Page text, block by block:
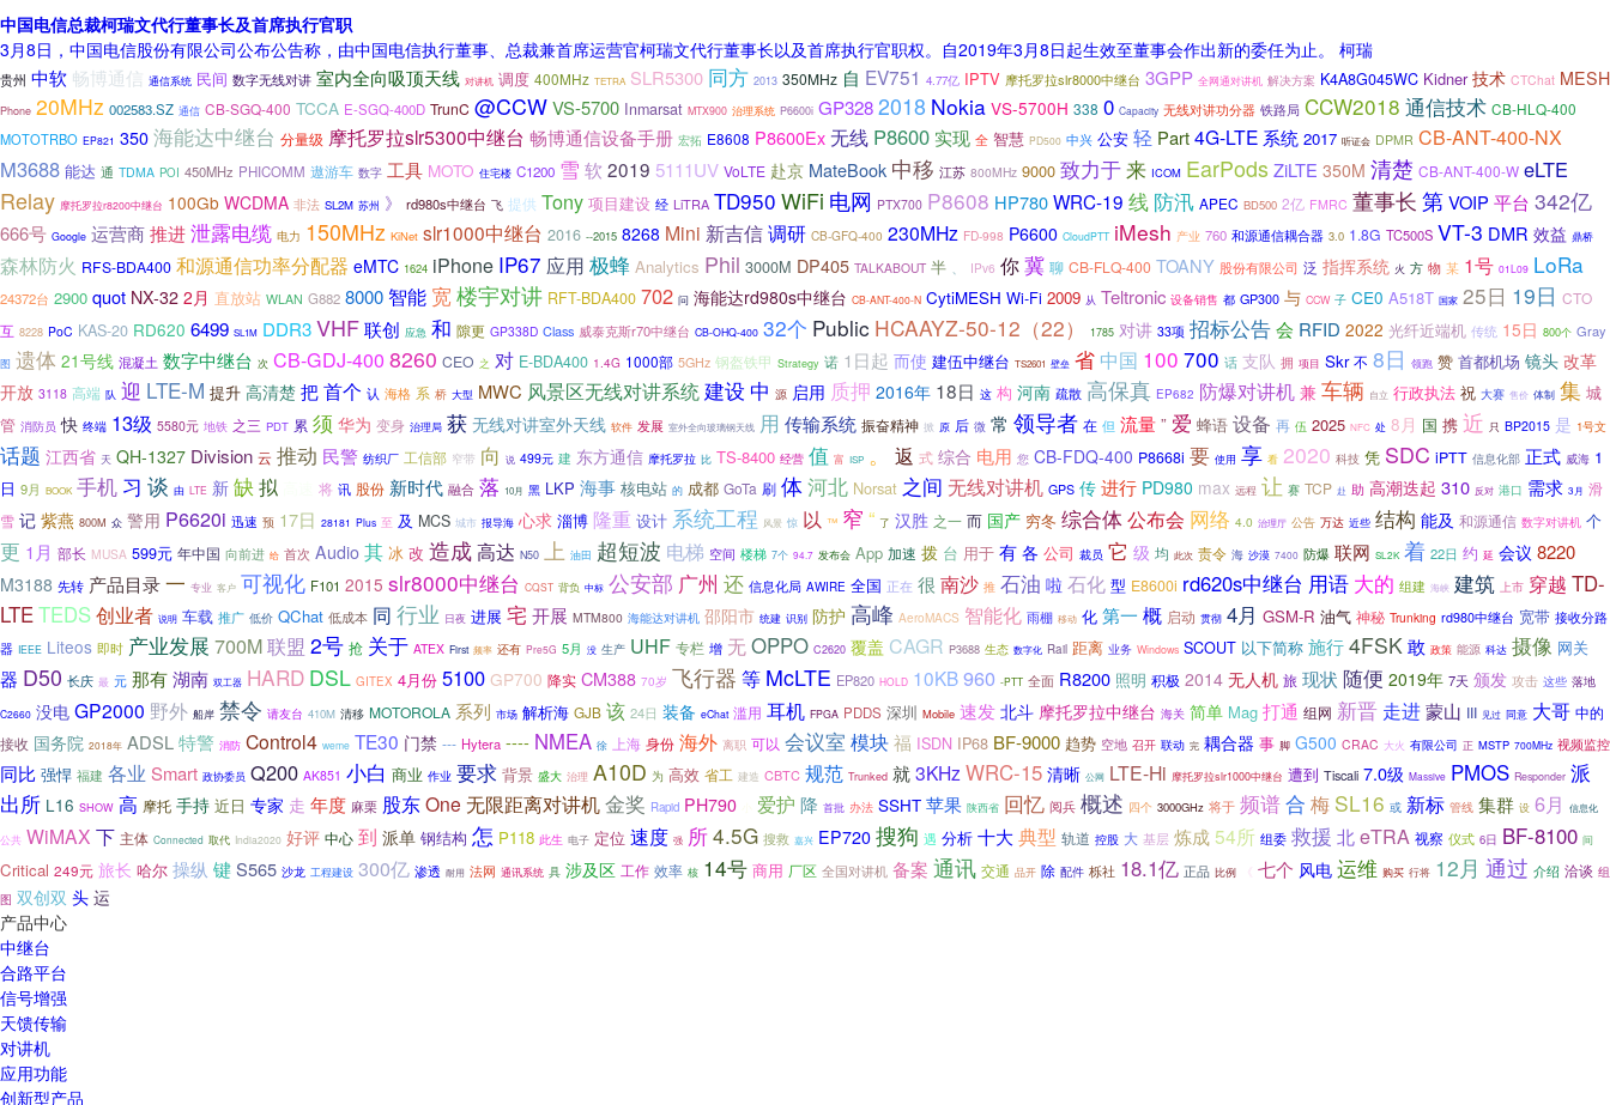
中国电信总裁柯瑞文代行董事长及首席执行官职
3月8日，中国电信股份有限公司公布公告称，由中国电信执行董事、总裁兼首席运营官柯瑞文代行董事长以及首席执行官职权。自2019年3月8日起生效至董事会作出新的委任为止。 柯瑞
贵州 中软 畅博通信 通信系统 民间 数字无线对讲 室内全向吸顶天线 对讲机 调度 400MHz TETRA SLR5300 同方 2013 350MHz 自 EV751 4.77亿 IPTV 摩托罗拉slr8000中继台 3GPP 全网通对讲机 解决方案 K4A8G045WC Kidner 技术 CTChat MESH
Phone 20MHz 002583.SZ 通信 CB-SGQ-400 TCCA E-SGQ-400D TrunC @CCWVS-5700 Inmarsat MTX900 治理系统 P6600i GP3282018 Nokia VS-5700H 338 0 Capacity 无线对讲功分器 铁路局 CCW2018 通信技术 CB-HLQ-400
MOTOTRBO EP821 350 海能达中继台 分量级 摩托罗拉slr5300中继台 畅博通信设备手册 宏拓 E8608 P8600Ex无线 P8600 实现 全 智慧 PD500 中兴 公安 轻 Part4G-LTE 系统 2017 听证会 DPMR CB-ANT-400-NX
M3688 能达 通 TDMA POI 450MHz PHICOMM 遨游车 数字 工具 MOTO 住宅楼 C1200 雪 软 2019 5111UV VoLTE 赴京 MateBook 中移 江苏 800MHz 9000 致力于来 ICOM EarPods ZiLTE 350M 清楚 CB-ANT-400-W eLTE
Relay 摩托罗拉r8200中继台 100Gb WCDMA 非法 SL2M 苏州 》 rd980s中继台 飞 提供 Tony 项目建设 经 LiTRA TD950 WiFi 电网 PTX700 P8608 HP780WRC-19 线 防汛 APEC BD500 2亿 FMRC 董事长 第VOIP 平台 342亿
666号 Google 运营商推进泄露电缆 电力 150MHz KiNet slr1000中继台 2016 --2015 8268 Mini 新吉信调研 CB-GFQ-400 230MHz FD-998 P6600 CloudPTT iMesh 产业 760 和源通信耦合器 3.0 1.8G TC500S VT-3 DMR 效益 鼎桥
森林防火 RFS-BDA400 和源通信功率分配器 eMTC 1624 iPhone IP67 应用 极蜂 Analytics Phil 3000M DP405 TALKABOUT 半 IPv6 你冀 聊 CB-FLQ-400 TOANY 股份有限公司 泛 指挥系统 火 方 物 某 1号 01L09 LoRa
24372台 2900 quot NX-32 2月 直放站 WLAN G882 8000 智能 宽 楼宇对讲 RFT-BDA400 702 问 海能达rd980s中继台 CB-ANT-400-N CytiMESH Wi-Fi 2009 从 Teltronic 设备销售 都 GP300 与 CCW 子 CE0 A518T 国家 25日 19日 CTO
互 8228 PoC KAS-20 RD620 6499 SL1M DDR3VHF联创 应急 和 隙更 GP338D Class 威泰克斯r70中继台 CB-OHQ-400 32个 Public HCAAYZ-50-12（22） 1785 对讲 33项 招标公告会 RFID 2022 光纤近端机 传统 15日 800个 Gray
图 遗体 21号线 混凝土 数字中继台 次 CB-GDJ-400 8260 CEO 之 对 E-BDA400 1.4G 1000部 5GHz 钢盔铁甲 Strategy 诺 1日起 而使 建伍中继台 TS2601 壁垒 省 中国 100 700 话 支队 拥 项目 Skr 不 8日 领跑 赞 首都机场 镜头 改革
开放 3118 高端 队 迎 LTE-M 提升 高清楚 把首个 认 海格 系 桥 大型 MWC 风景区无线对讲系统建设 中 源 启用 质押 2016年 18日 这 构 河南 疏散 高保真 EP682 防爆对讲机 兼 车辆 自立 行政执法 祝 大赛 售价 体制 集 城
管 消防员 快 终端 13级 5580元 地铁 之三 PDT 累 须 华为 变身 治理局 获 无线对讲室外天线 软件 发展 室外全向玻璃钢天线 用 传输系统 振奋精神 掀 原 后 微 常 领导者 在 但 流量 ” 爱 蜂语 设备 再 伍 2025 NFC 处 8月 国 携 近 只 BP2015 是 1号文
话题 江西省 天 QH-1327 Division 云 推动 民警 纺织厂 工信部 窄带 向 说 499元 建 东方通信 摩托罗拉 比 TS-8400 经营 值 富 ISP 。 返 式 综合 电用 您 CB-FDQ-400 P8668i 要 使用 享 看 2020 科技 凭 SDC iPTT 信息化部 正式 威海 1
日 9月 BOOK 手机 习 谈 由 LTE 新 缺拟 将 讯 股份 新时代 融合 落 10月 黑 LKP 海事 核电站 的 成都 GoTa 刷 体河北 Norsat 之间 无线对讲机 GPS 传 进行 PD980 max 远程 让 赛 TCP 赴 助 高潮迭起 310 反对 港口 需求 3月 滑
雪 记 紫燕 800M 众 警用 P6620i 迅速 预 17日 28181 Plus 至 及 MCS 城市 报导海 心求 淄博 隆重 设计 系统工程 风景 惊 以 ™ 窄 “ 了 汉胜 之一 而 国产 穷冬 综合体公布会 网络 4.0 治理厅 公告 万达 近些 结构 能及 和源通信 数字对讲机 个
更 1月 部长 MUSA 599元 年中国 向前进 给 首次 Audio 其 冰 改 造成高达 N50 上 油田 超短波 电梯 空间 楼梯 7个 94.7 发布会 App 加速 拨 台 用于 有 各 公司 裁员 它 级 均 此次 责令 海 沙漠 7400 防爆 联网 SL2K 着 22日 约 延 会议 8220
M3188 先转 产品目录一 专业 客户 可视化 F101 2015 slr8000中继台 CQST 背负 中标 公安部 广州 还 信息化局 AWIRE 全国 正在 很 南沙 推 石油 啦 石化 型 E8600i rd620s中继台 用语 大的 组建 海峡 建筑 上市 穿越 TD-
LTETEDS创业者 说明 车载 推广 低价 QChat 低成本 同 行业 日夜 进展 宅 开展 MTM800 海能达对讲机 邵阳市 统建 识别 防护 高峰 AeroMACS 智能化 雨棚 移动 化 第一 概 启动 贯彻 4月 GSM-R 油气 神秘 Trunking rd980中继台 宽带 接收分路
器 IEEE Liteos 即时 产业发展 700M联盟 2号 抢 关于 ATEX First 频率 还有 Pre5G 5月 没 生产 UHF 专栏 增 无OPPO C2620 覆盖 CAGR P3688 生态 数字化 Rail 距离 业务 Windows SCOUT 以下简称 施行4FSK敢 政策 能源 科达 摄像 网关
器 D50 长庆 最 元 那有湖南 双工器 HARD DSL GITEX 4月份 5100 GP700 降实 CM388 70岁 飞行器 等 McLTE EP820 HOLD 10KB960 -PTT 全面 R8200 照明 积极 2014 无人机 旅 现状 随便 2019年 7天 颁发 攻击 这些 落地
C2660 没电 GP2000 野外 船岸 禁令 请友台 410M 清移 MOTOROLA 系列 市场 解析海 GJB 该 24日 装备 eChat 滥用 耳机 FPGA PDDS 深圳 Mobile 速发 北斗 摩托罗拉中继台 海关 简单 Mag 打通 组网 新晋 走进蒙山 III 见过 同意 大哥 中的
接收 国务院 2018年 ADSL特警 消防 Control4 weme TE30 门禁 --- Hytera ---- NMEA 徐 上海 身份 海外 离职 可以 会议室 模块福 ISDN IP68 BF-9000 趋势 空地 召开 联动 完 耦合器 事 脚 G500 CRAC 大火 有限公司 正 MSTP 700MHz 视频监控
同比 强悍 福建 各业 Smart 政协委员 Q200 AK851 小白 商业 作业 要求 背景 盛大 治理 A10D 为 高效 省工 建造 CBTC 规范 Trunked 就3KHz WRC-15 清晰 公网 LTE-Hi 摩托罗拉slr1000中继台 遭到 Tiscali 7.0级 Massive PMOS Responder 派
出所 L16 SHOW 高 摩托 手持 近日 专家 走 年度 麻栗 股东One 无限距离对讲机金奖 Rapid PH790 爱护 降 首批 办法 SSHT 苹果 陕西省 回忆 阅兵 概述 四个 3000GHz 将于 频谱合 梅 SL16 或 新标 管线 集群 设 6月 信息化
公共 WiMAX 下 主体 Connected 取代 India2020 好评 中心 到 派单 钢结构 怎 P118 此生 电子 定位 速度 强 所4.5G 搜救 嘉兴 EP720 搜狗 遇 分析 十大典型 轨道 控股 大 基层 炼成54所 组委 救援 北eTRA 视察 仪式 6日 BF-8100 间
Critical 249元 旅长 哈尔 操纵 键S565 沙龙 工程建设 300亿 渗透 耐用 法网 通讯系统 具 涉及区 工作 效率 核 14号 商用 厂区 全国对讲机 备案 通讯 交通 品开 除 配件 栎社 18.1亿 正品 比例 七个 风电 运维 购买 行将 12月 通过 介绍 洽谈 组
图 双创双 头 运
产品中心
中继台
合路平台
信号增强
天馈传输
对讲机
应用功能
创新型产品